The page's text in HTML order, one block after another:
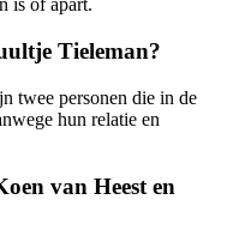
is of apart.
Tieleman?
twee personen die in de
hun relatie en
van Heest en